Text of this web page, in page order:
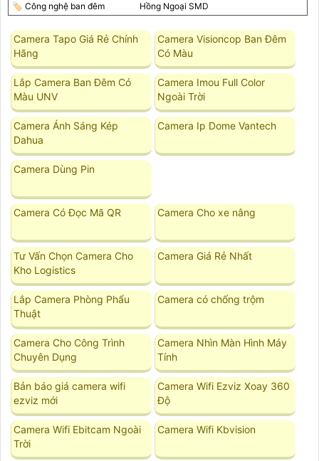
🏷 Công nghệ ban đêm
Hồng Ngoại SMD
Camera Tapo Giá Rẻ Chính
Hãng
Camera Visioncop Ban Đêm
Có Màu
Lắp Camera Ban Đêm Có
Màu UNV
Camera Imou Full Color
Ngoài Trời
Camera Ánh Sáng Kép
Dahua
Camera Ip Dome Vantech
Camera Dùng Pin
Camera Có Đọc Mã QR Camera Cho xe nâng
Tư Vấn Chọn Camera Cho
Kho Logistics
Camera Giá Rẻ Nhất
Lắp Camera Phòng Phẩu
Thuật
Camera có chống trộm
Camera Cho Công Trình
Chuyên Dụng
Camera Nhìn Màn Hình Máy
Tính
Bản báo giá camera wifi
ezviz mới
Camera Wifi Ezviz Xoay 360
Độ
Camera Wifi Ebitcam Ngoài
Trời
Camera Wifi Kbvision